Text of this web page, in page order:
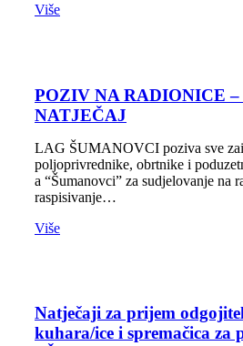
Više
POZIV NA RADIONICE
NATJEČAJ
LAG ŠUMANOVCI poziva sve
poljoprivrednike, obrtnike i
a “Šumanovci” za sudjelovanje na
raspisivanje…
Više
Natječaji za prijem
kuhara/ice i spremačica za